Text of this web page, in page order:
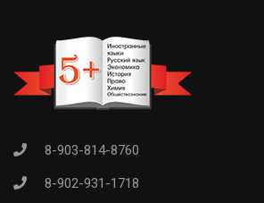
8-903-814-8760
8-902-931-1718